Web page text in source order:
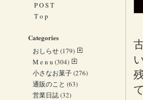
P O S T
T o p
Categories
おしらせ(179)
M e n u (304)
小さなお菓子(276)
通販のこと (63)
営業日誌(32)